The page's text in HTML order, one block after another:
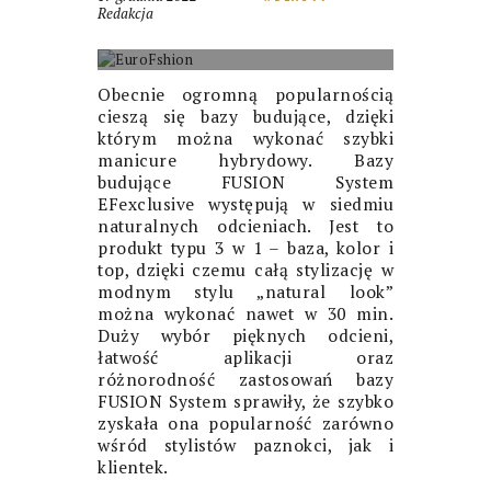
Redakcja
Obecnie ogromną popularnością
cieszą się bazy budujące, dzięki
którym można wykonać szybki
manicure hybrydowy. Bazy
budujące FUSION System
EFexclusive występują w siedmiu
naturalnych odcieniach. Jest to
produkt typu 3 w 1 – baza, kolor i
top, dzięki czemu całą stylizację w
modnym stylu „natural look”
można wykonać nawet w 30 min.
Duży wybór pięknych odcieni,
łatwość aplikacji oraz
różnorodność zastosowań bazy
FUSION System sprawiły, że szybko
zyskała ona popularność zarówno
wśród stylistów paznokci, jak i
klientek.